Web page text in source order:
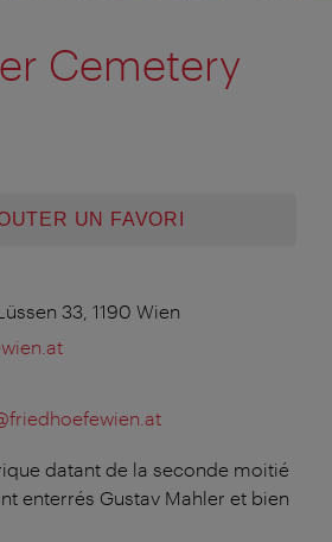
Cemetery
UN FAVORI
33, 1190 Wien
datant de la seconde moitié
enterrés Gustav Mahler et bien